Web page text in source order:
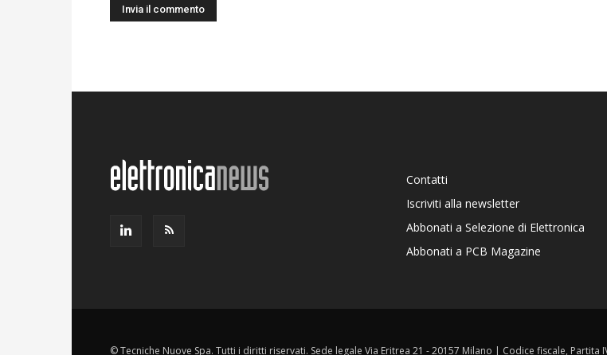
Contatti
Iscriviti alla newsletter
Abbonati a Selezione di Elettronica
Abbonati a PCB Magazine
© Tecniche Nuove Spa. Tutti i diritti riservati. Sede legale Via Eritrea 21 - 20157 Milano | Codice fiscale,